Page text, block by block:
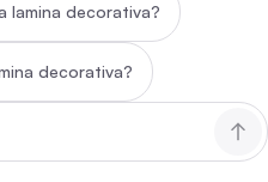
lamina decorativa?
decorativa?